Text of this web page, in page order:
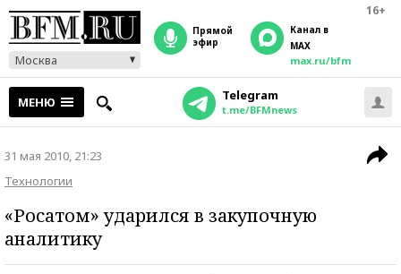
16+
Москва
прямой
эфир
Канал в
MAX
max.ru/bfm
МЕНЮ Telegram
t.me/BFMnews
31 мая 2010, 21:23
Технологии
«Росатом» ударился в закупочную
аналитику